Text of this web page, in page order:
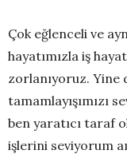
Çok eğlenceli ve
hayatımızla iş
zorlanıyoruz. Yine
tamamlayışımızı
ben yaratıcı taraf
işlerini seviyorum